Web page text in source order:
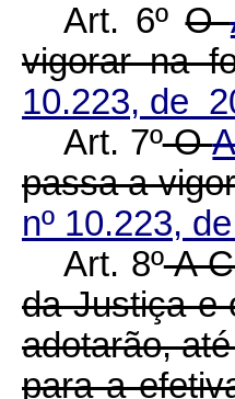
Art. 6ºO
vigorar na
10.223, de
Art. 7ºO
passa a
nº 10.223,
Art. 8ºA
da Justiça e
adotarão,
para a